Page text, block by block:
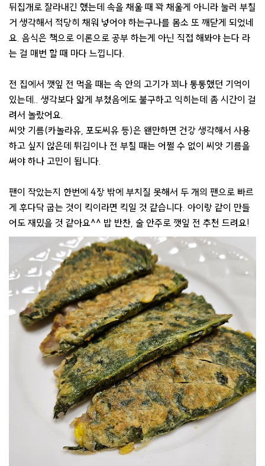
뒤집개로 잘라내긴 했는데 속을 채울 때 꽉 채울게 아니라 눌러 부칠
거 생각해서 적당히 채워 넣어야 하는구나를 몸소 또 깨닫게 되었네
요. 음식은 책으로 이론으로 공부 하는게 아닌 직접 해봐야 는다 라
는 걸 매번 할 때 마다 느낍니다.
전 집에서 깻잎 전 먹을 때는 속 안의 고기가 꾀나 통통했던 기억이
있는데.. 생각보다 얇게 부쳤음에도 불구하고 익히는데 좀 시간이 걸
려서 놀랐어요.
씨앗 기름(카놀라유, 포도씨유 등)은 왠만하면 건강 생각해서 사용
하고 싶지 않은데 튀김이나 전 부칠 때는 어쩔 수 없이 씨앗 기름을
써야 하나 고민이 됩니다.
팬이 작았는지 한번에 4장 밖에 부치질 못해서 두 개의 팬으로 빠르
게 후다닥 굽는 것이 킥이라면 킥일 것 같습니다. 아이랑 같이 만들
어도 재밌을 것 같아요^^ 밥 반찬, 술 안주로 깻잎 전 추천 드려요!